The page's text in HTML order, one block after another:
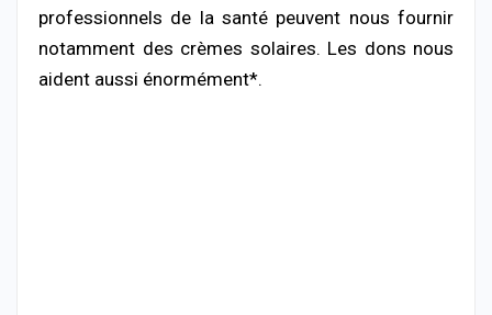
professionnels de la santé peuvent nous fournir
notamment des crèmes solaires. Les dons nous
aident aussi énormément*.